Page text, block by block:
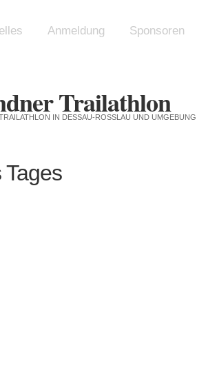
IN DESSAU-ROSSLAU UND UMGEBUNG
Anmeldung Sponsoren
Tages